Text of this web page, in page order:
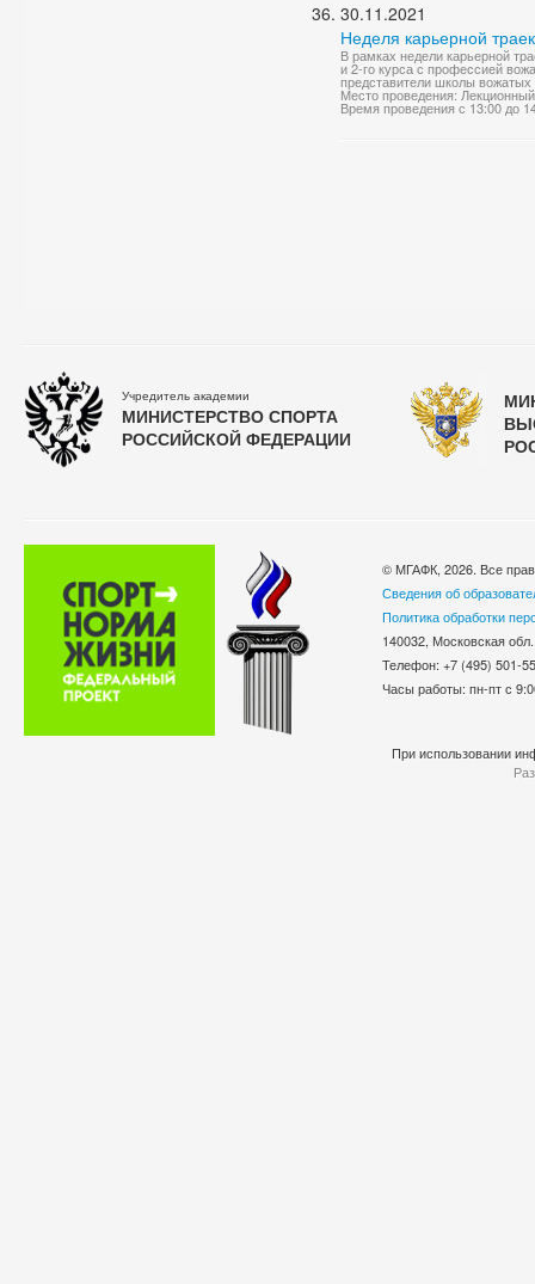
30.11.2021
Неделя карьерной
В рамках недели карьерной
и 2-го курса с профессией
представители школы
Место проведения:
Время проведения с 13:00 до
Учредитель академии
МИНИСТЕРСТВО СПОРТА
РОССИЙСКОЙ ФЕДЕРАЦИИ
© МГАФК, 2026. Все
Сведения об
Политика обработки
140032, Московская
Телефон: +7 (495)
Часы работы: пн-пт с
При использовании